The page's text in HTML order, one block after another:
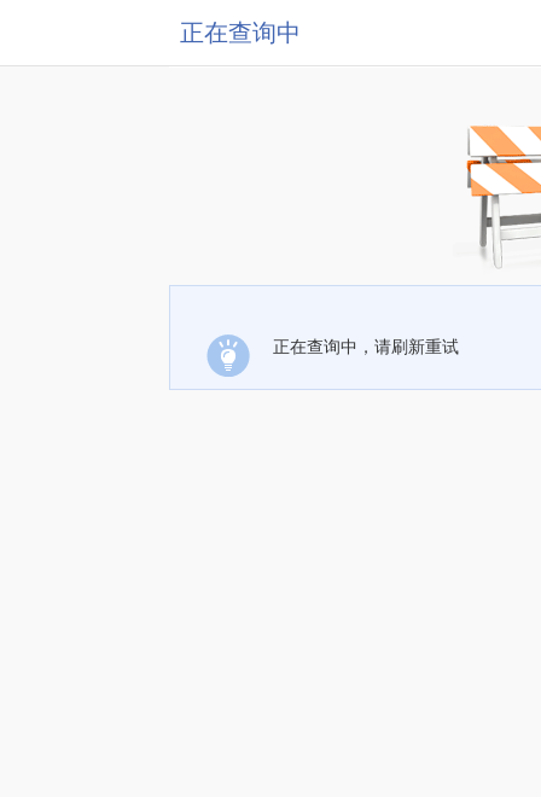
正在查询中
正在查询中，请刷新重试